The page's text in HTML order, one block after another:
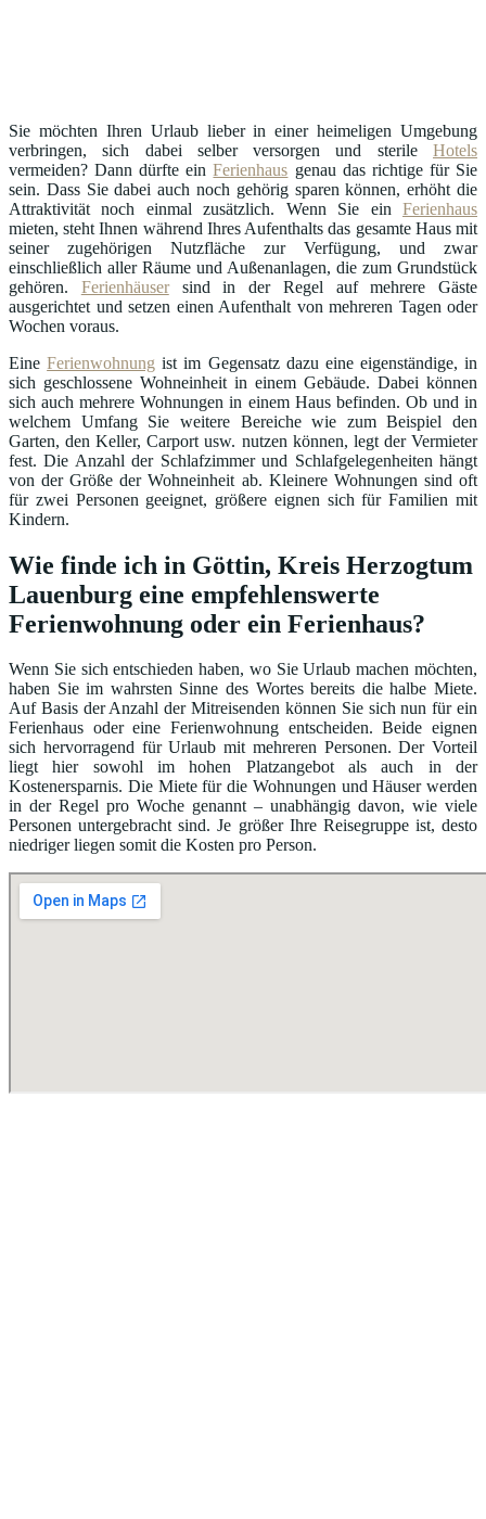
Sie möchten Ihren Urlaub lieber in einer heimeligen Umgebung
verbringen, sich dabei selber versorgen und sterile Hotels
vermeiden? Dann dürfte einFerienhaus genau das richtige für Sie
sein. Dass Sie dabei auch noch gehörig sparen können, erhöht die
Attraktivität noch einmal zusätzlich. Wenn Sie ein Ferienhaus
mieten, steht Ihnen während Ihres Aufenthalts das gesamte Haus mit
seiner zugehörigen Nutzfläche zur Verfügung, und zwar
einschließlich aller Räume und Außenanlagen, die zum Grundstück
gehören. Ferienhäusersind in der Regel auf mehrere Gäste
ausgerichtet und setzen einen Aufenthalt von mehreren Tagen oder
Wochen voraus.
EineFerienwohnung ist im Gegensatz dazu eine eigenständige, in
sich geschlossene Wohneinheit in einem Gebäude. Dabei können
sich auch mehrere Wohnungen in einem Haus befinden. Ob und in
welchem Umfang Sie weitere Bereiche wie zum Beispiel den
Garten, den Keller, Carport usw. nutzen können, legt der Vermieter
fest. Die Anzahl der Schlafzimmer und Schlafgelegenheiten hängt
von der Größe der Wohneinheit ab. Kleinere Wohnungen sind oft
für zwei Personen geeignet, größere eignen sich für Familien mit
Kindern.
Wie finde ich in Göttin, Kreis Herzogtum
Lauenburg eine empfehlenswerte
Ferienwohnung oder ein Ferienhaus?
Wenn Sie sich entschieden haben, wo Sie Urlaub machen möchten,
haben Sie im wahrsten Sinne des Wortes bereits die halbe Miete.
Auf Basis der Anzahl der Mitreisenden können Sie sich nun für ein
Ferienhaus oder eine Ferienwohnung entscheiden. Beide eignen
sich hervorragend für Urlaub mit mehreren Personen. Der Vorteil
liegt hier sowohl im hohen Platzangebot als auch in der
Kostenersparnis. Die Miete für die Wohnungen und Häuser werden
in der Regel pro Woche genannt – unabhängig davon, wie viele
Personen untergebracht sind. Je größer Ihre Reisegruppe ist, desto
niedriger liegen somit die Kosten pro Person.